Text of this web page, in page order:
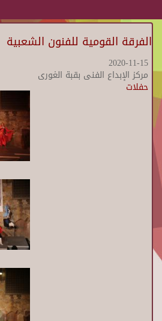
الفرقة القومية للفنون الشعبية
2020-11-15
مركز الإبداع الفنى بقبة الغورى
حفلات